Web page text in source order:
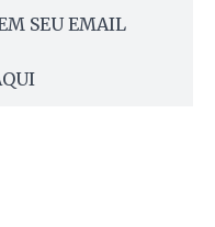
SEU EMAIL